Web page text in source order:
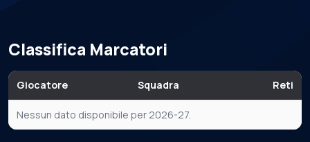
Classifica Marcatori
Giocatore Squadra Reti
Nessun dato disponibile per 2026-27.